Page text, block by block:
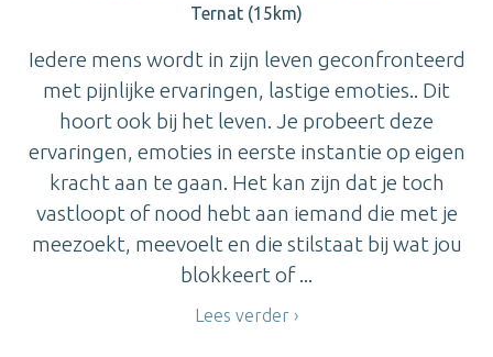
Ternat (15km)
Iedere mens wordt in zijn leven geconfronteerd
met pijnlijke ervaringen, lastige emoties.. Dit
hoort ook bij het leven. Je probeert deze
ervaringen, emoties in eerste instantie op eigen
kracht aan te gaan. Het kan zijn dat je toch
vastloopt of nood hebt aan iemand die met je
meezoekt, meevoelt en die stilstaat bij wat jou
blokkeert of ...
Lees verder